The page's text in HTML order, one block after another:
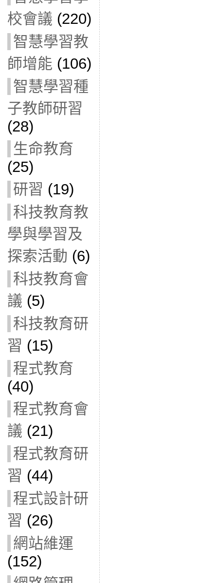
校會議 (220)
智慧學習教
師增能 (106)
智慧學習種
子教師研習
(28)
生命教育
(25)
研習 (19)
科技教育教
學與學習及
探索活動 (6)
科技教育會
議 (5)
科技教育研
習 (15)
程式教育
(40)
程式教育會
議 (21)
程式教育研
習 (44)
程式設計研
習 (26)
網站維運
(152)